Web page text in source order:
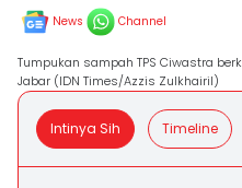
News Channel
Tumpukan sampah TPS Ciwastra
Jabar (IDN Times/Azzis Zulkhairil)
Intinya Sih Timeline